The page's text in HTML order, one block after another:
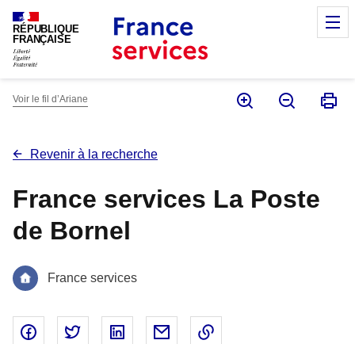
RÉPUBLIQUE
FRANÇAISE
Voir le fil d’Ariane
Revenir à la recherche
France services La Poste
de Bornel
France services
Partager sur Facebook - nouvelle fenêtre
Partager sur Twitter - nouvelle fenêtre
Partager sur Linked In - nouvelle
Partager par email - nouvelle